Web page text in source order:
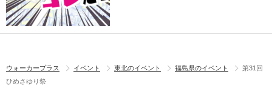
ウォーカープラス イベント 東北のイベント 福島県のイベント
第31回
ひめさゆり祭